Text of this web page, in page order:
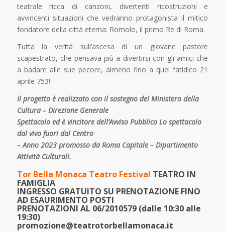
teatrale ricca di canzoni, divertenti ricostruzioni e
avvincenti situazioni che vedranno protagonista il mitico
fondatore della città eterna: Romolo, il primo Re di Roma.
Tutta la verità sull’ascesa di un giovane pastore
scapestrato, che pensava più a divertirsi con gli amici che
a badare alle sue pecore, almeno fino a quel fatidico 21
aprile 753!
Il progetto è realizzato con il sostegno del Ministero della
Cultura – Direzione Generale
Spettacolo ed è vincitore dell’Avviso Pubblico Lo spettacolo
dal vivo fuori dal Centro
– Anno 2023 promosso da Roma Capitale – Dipartimento
Attività Culturali.
Tor Bella Monaca Teatro Festival TEATRO IN
FAMIGLIA
INGRESSO GRATUITO SU PRENOTAZIONE FINO
AD ESAURIMENTO POSTI
PRENOTAZIONI AL 06/2010579 (dalle 10:30 alle
19:30)
promozione@teatrotorbellamonaca.it